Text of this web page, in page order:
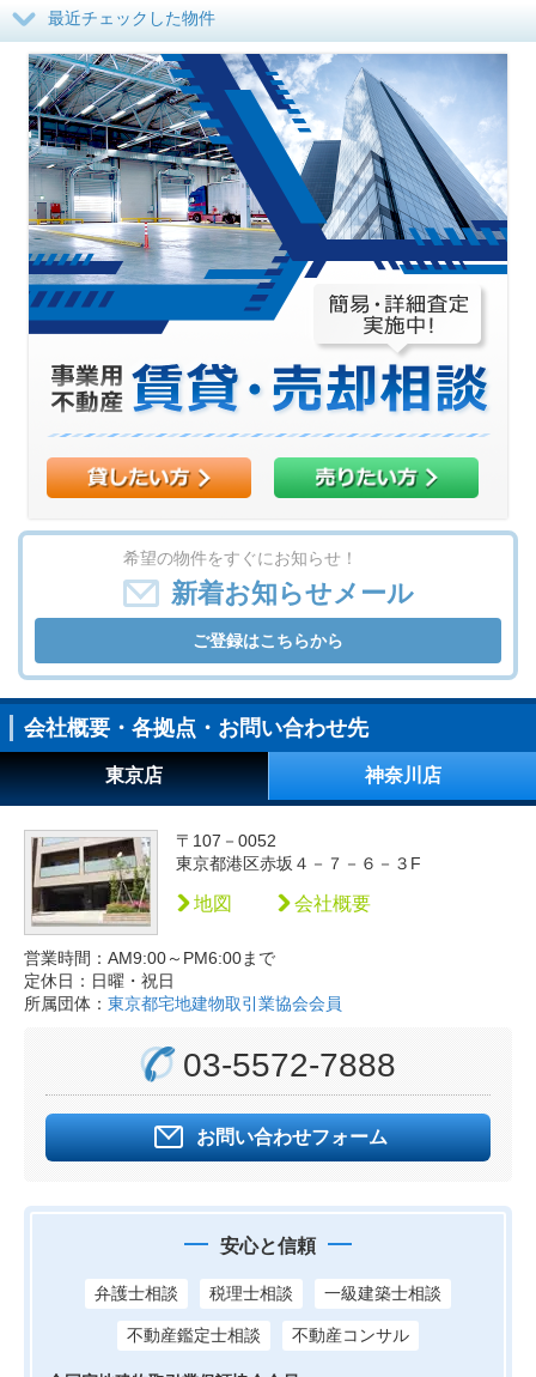
最近チェックした物件
希望の物件をすぐにお知らせ！
新着お知らせメール
ご登録はこちらから
会社概要・各拠点・お問い合わせ先
東京店 神奈川店
〒107－0052
東京都港区赤坂４－７－６－３F
地図 会社概要
営業時間：AM9:00～PM6:00まで
定休日：日曜・祝日
所属団体： 東京都宅地建物取引業協会会員
03-5572-7888
お問い合わせフォーム
安心と信頼
弁護士相談 税理士相談 一級建築士相談
不動産鑑定士相談 不動産コンサル